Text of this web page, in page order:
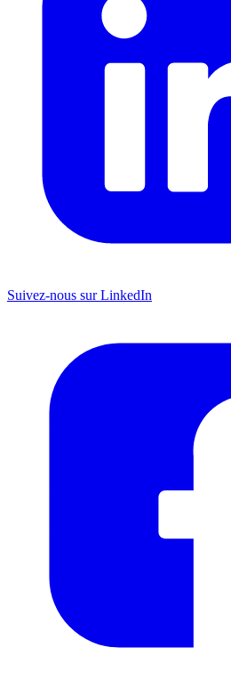
Suivez-nous sur LinkedIn